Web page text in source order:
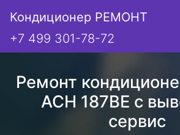
Кондиционер РЕМОНТ
+7 499 301-78-72
Ремонт
ACH 187BE с
сервис